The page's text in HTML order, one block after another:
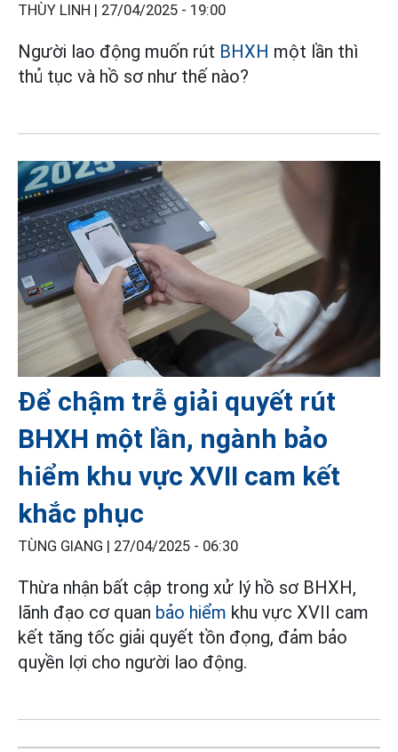
THÙY LINH | 27/04/2025 - 19:00
Người lao động muốn rút BHXH một lần thì
thủ tục và hồ sơ như thế nào?
Để chậm trễ giải quyết rút
BHXH một lần, ngành bảo
hiểm khu vực XVII cam kết
khắc phục
TÙNG GIANG | 27/04/2025 - 06:30
Thừa nhận bất cập trong xử lý hồ sơ BHXH,
lãnh đạo cơ quan bảo hiểm khu vực XVII cam
kết tăng tốc giải quyết tồn đọng, đảm bảo
quyền lợi cho người lao động.